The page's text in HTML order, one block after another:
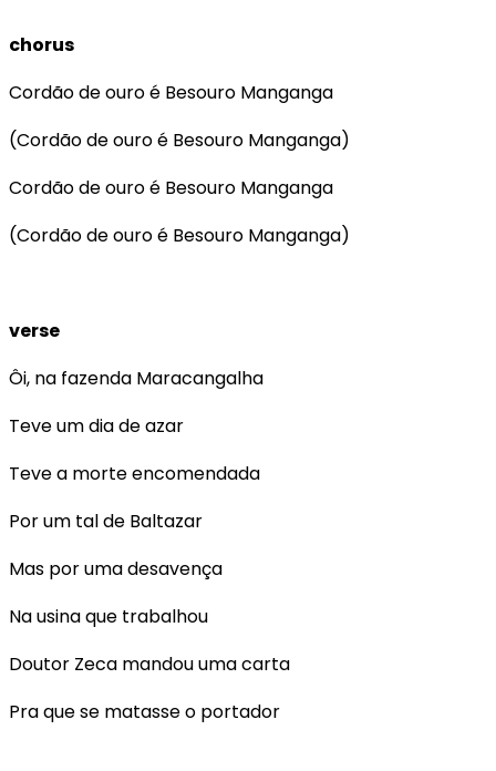
chorus
Cordão de ouro é Besouro Manganga
(Cordão de ouro é Besouro Manganga)
Cordão de ouro é Besouro Manganga
(Cordão de ouro é Besouro Manganga)
verse
Ôi, na fazenda Maracangalha
Teve um dia de azar
Teve a morte encomendada
Por um tal de Baltazar
Mas por uma desavença
Na usina que trabalhou
Doutor Zeca mandou uma carta
Pra que se matasse o portador